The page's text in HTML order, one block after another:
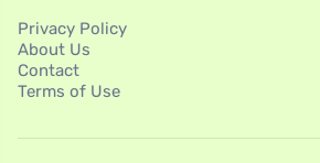
Privacy Policy
About Us
Contact
Terms of Use